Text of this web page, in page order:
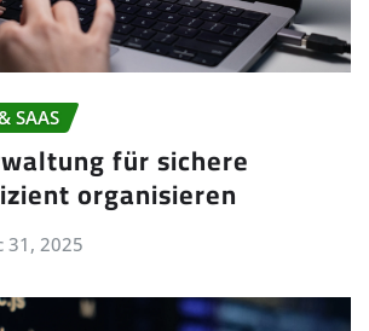
SAAS
für sichere
organisieren
31, 2025